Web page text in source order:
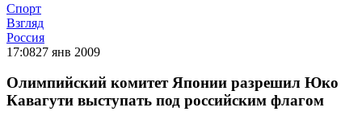
Спорт
Взгляд
Россия
17:0827 янв 2009
Олимпийский комитет Японии разрешил Юко
Кавагути выступать под российским флагом